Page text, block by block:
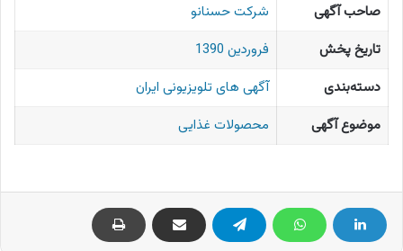
صاحب آگهی
شرکت حسنانو
تاریخ پخش
فروردین 1390
دسته‌بندی
آگهی های تلویزیونی ایران
موضوع آگهی
محصولات غذایی